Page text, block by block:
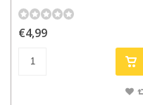
€4,99